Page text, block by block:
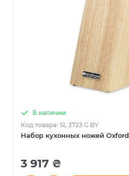
Набор кухонных ножей Oxford
В наличии
Код товара: SL 2723 G BY
3 917 ₴